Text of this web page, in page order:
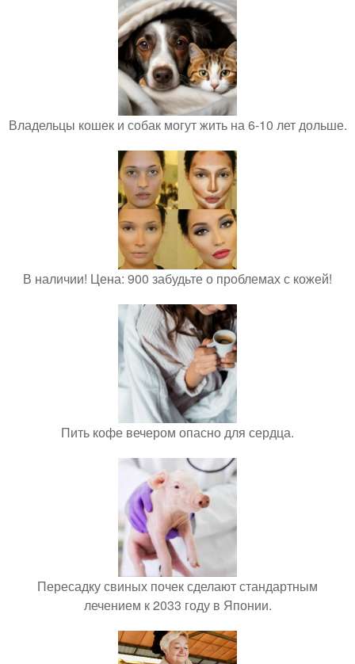
Владельцы кошек и собак могут жить на 6-10 лет дольше.
В наличии! Цена: 900 забудьте о проблемах с кожей!
Пить кофе вечером опасно для сердца.
Пересадку свиных почек сделают стандартным
лечением к 2033 году в Японии.